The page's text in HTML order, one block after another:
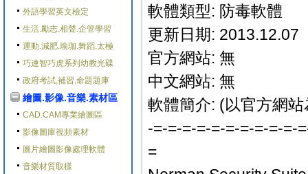
外語學習英文檢定
生活.勵志.相聲.企管學習
運動.減肥.瑜珈.舞蹈.太極
巧連智巧虎系列幼教光碟
政府考試,補習,命題題庫
繪圖.影像.音樂.素材區
CAD.CAM專業繪圖區
影像圖庫視頻素材
圖片繪圖影像處理軟體
音樂材質取樣
軟體類型: 防毒軟體
更新日期: 2013.12.07
官方網站: 無
中文網站: 無
軟體簡介: (以官方網站
-=-=-=-=-=-=-=-=-=-=-
=